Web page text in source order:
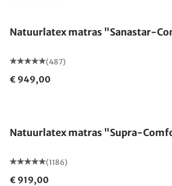
Natuurlatex matras "Sanastar-
(487)
€ 949,00
Natuurlatex matras "Supra-
(1186)
€ 919,00